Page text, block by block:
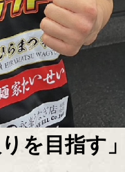
を目指す」